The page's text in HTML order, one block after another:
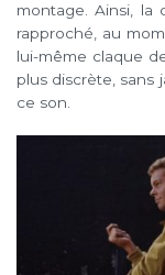
montage. Ainsi, la
rapproché, au
lui-même claque
plus discrète, sans
ce son.